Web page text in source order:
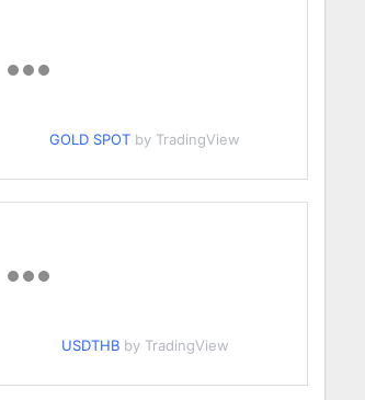
GOLD SPOT by TradingView
USDTHB by TradingView